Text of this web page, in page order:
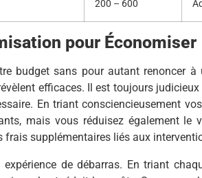
200 – 600
pour Économiser
budget sans pour autant renoncer à
efficaces. Il est toujours judicieux
En triant consciencieusement
mais vous réduisez également le
frais supplémentaires liés aux
de débarras. En triant